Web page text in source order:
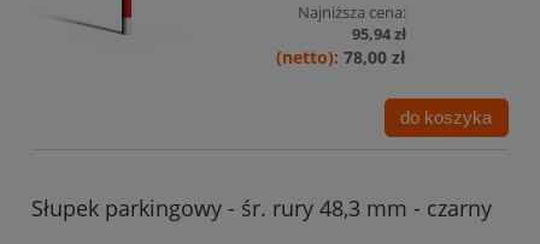
Najniższa cena:
95,94 zł
78,00 zł
do koszyka
Słupek parkingowy - śr. rury 48,3 mm - czarny